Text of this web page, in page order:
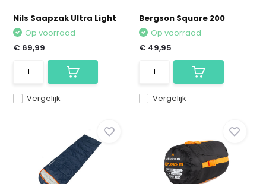
Nils Saapzak Ultra Light
Vergelijk
Op voorraad
€ 69,99
Bergson Square 200
Vergelijk
Op voorraad
€ 49,95